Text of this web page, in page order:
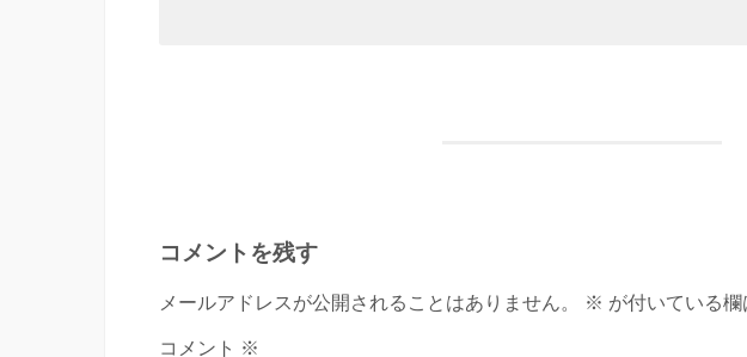
コメントを残す
メールアドレスが公開されることはありません。 ※ が付いている欄
コメント ※